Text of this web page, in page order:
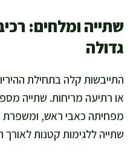
שתייה ומלחים:
גדולה
התייבשות קלה בתחילת
או רתיעה מריחות. שתייה
מפחיתה כאבי ראש, ומשפרת
שתייה ללגימות קטנות לאורך